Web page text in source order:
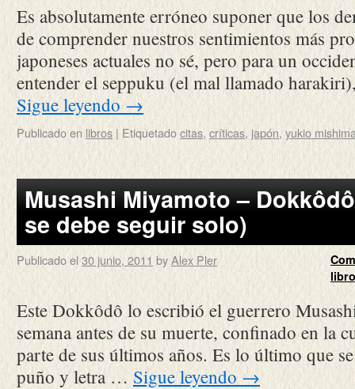
Es absolutamente erróneo suponer que los
de comprender nuestros sentimientos más
japoneses actuales no sé, pero para un
entender el seppuku (el mal llamado
Sigue leyendo→
Publicado en libros | Etiquetadocitas, críticas, japón, yukio
Musashi Miyamoto –
se debe seguir solo)
Publicado el30 junio, 2011 byAlex Pler
libro
Este Dokkôdô lo escribió el guerrero
semana antes de su muerte, confinado en la
parte de sus últimos años. Es lo último que
puño y letra … Sigue leyendo→